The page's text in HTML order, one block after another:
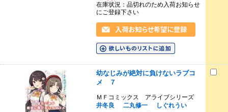
在庫状況：品切れのため入荷お知らせ
にご登録下さい
幼なじみが絶対に負けないラブコ
メ ７
ＭＦコミックス アライブシリーズ
井冬良
二丸修一
しぐれうい